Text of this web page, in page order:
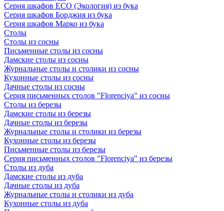
Серия шкафов ECO (Экология) из бука
Серия шкафов Борджия из бука
Серия шкафов Марко из бука
Столы
Столы из сосны
Письменные столы из сосны
Дамские столы из сосны
Журнальные столы и столики из сосны
Кухонные столы из сосны
Дачные столы из сосны
Серия письменных столов "Florenciya" из сосны
Столы из березы
Дамские столы из березы
Дачные столы из березы
Журнальные столы и столики из березы
Кухонные столы из березы
Письменные столы из березы
Серия письменных столов "Florenciya" из березы
Столы из дуба
Дамские столы из дуба
Дачные столы из дуба
Журнальные столы и столики из дуба
Кухонные столы из дуба